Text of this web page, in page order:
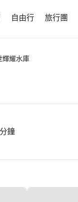
自由行 旅行團
輝耀水庫
鐘